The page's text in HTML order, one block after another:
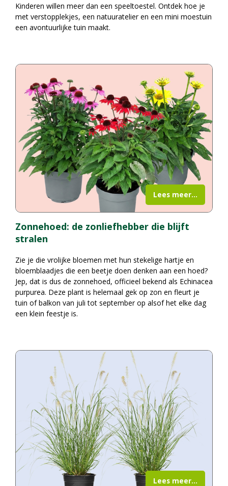
Kinderen willen meer dan een speeltoestel. Ontdek hoe je
met verstopplekjes, een natuuratelier en een mini moestuin
een avontuurlijke tuin maakt.
Zonnehoed: de zonliefhebber die blijft
stralen
Zie je die vrolijke bloemen met hun stekelige hartje en
bloemblaadjes die een beetje doen denken aan een hoed?
Jep, dat is dus de zonnehoed, officieel bekend als Echinacea
purpurea. Deze plant is helemaal gek op zon en fleurt je
tuin of balkon van juli tot september op alsof het elke dag
een klein feestje is.
Lees meer...
Lees meer...